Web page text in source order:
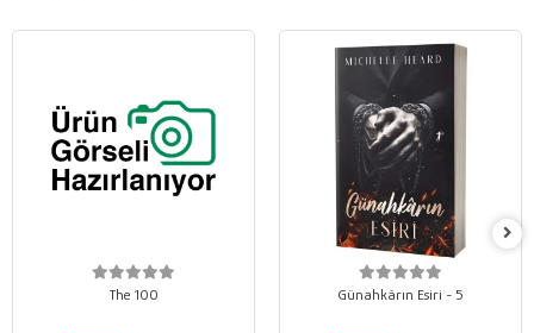
The 100 Günahkârın Esiri - 5